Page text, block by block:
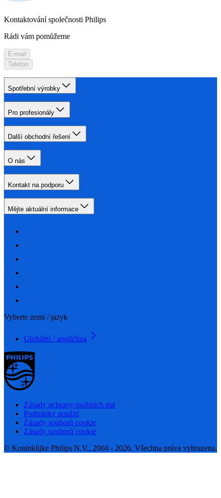
Kontaktování společnosti Philips
Rádi vám pomůžeme
E-mail
Telefon
Spotřební výrobky
Pro profesionály
Další obchodní řešení
O nás
Kontakt na podporu
Mějte aktuální informace
Vyberte zemi / jazyk
Globální / angličtina
Zásady ochrany osobních dat
Podmínky použití
Zásady souborů cookie
Zásady souborů cookie
© Koninklijke Philips N.V., 2004 - 2026. Všechna práva vyhrazena.